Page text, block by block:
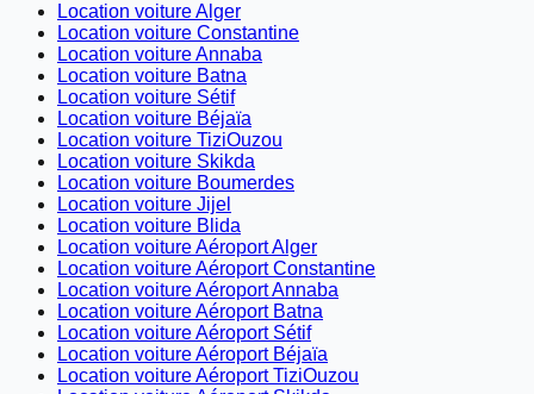
Location voiture Alger
Location voiture Constantine
Location voiture Annaba
Location voiture Batna
Location voiture Sétif
Location voiture Béjaïa
Location voiture TiziOuzou
Location voiture Skikda
Location voiture Boumerdes
Location voiture Jijel
Location voiture Blida
Location voiture Aéroport Alger
Location voiture Aéroport Constantine
Location voiture Aéroport Annaba
Location voiture Aéroport Batna
Location voiture Aéroport Sétif
Location voiture Aéroport Béjaïa
Location voiture Aéroport TiziOuzou